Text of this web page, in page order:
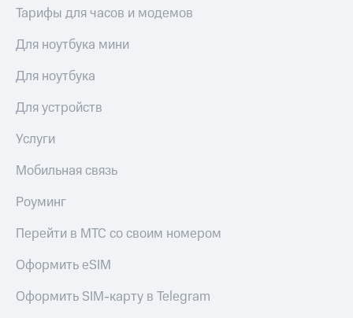
Гудок
Мой
приложения
Получайте
Покупка
полисов
онлайн
Скидка 30%
на связь
Откладывайте
деньги
и получайте
доход 15%
Акции
Условия
пополнения
на связь
РИИЛ
и МТС Супер
при оплате
МТС Деньги
Тарифы для часов и модемов
Для ноутбука мини
Для ноутбука
Для устройств
Услуги
Мобильная связь
Роуминг
Перейти в МТС со своим номером
Оформить eSIM
Оформить SIM-карту в Telegram